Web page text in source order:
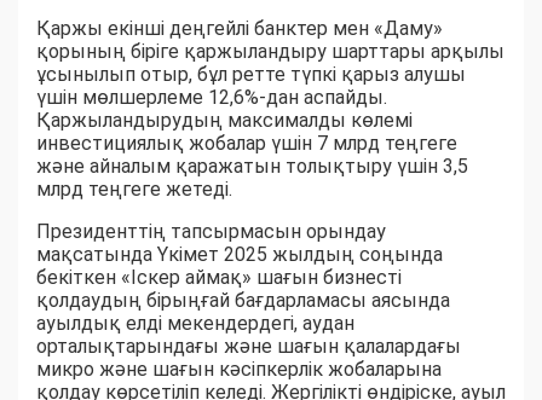
Қаржы екінші деңгейлі банктер мен «Даму»
қорының біріге қаржыландыру шарттары арқылы
ұсынылып отыр, бұл ретте түпкі қарыз алушы
үшін мөлшерлеме 12,6%-дан аспайды.
Қаржыландырудың максималды көлемі
инвестициялық жобалар үшін 7 млрд теңгеге
және айналым қаражатын толықтыру үшін 3,5
млрд теңгеге жетеді.
Президенттің тапсырмасын орындау
мақсатында Үкімет 2025 жылдың соңында
бекіткен «Іскер аймақ» шағын бизнесті
қолдаудың бірыңғай бағдарламасы аясында
ауылдық елді мекендердегі, аудан
орталықтарындағы және шағын қалалардағы
микро және шағын кәсіпкерлік жобаларына
қолдау көрсетіліп келеді. Жергілікті өндіріске, ауыл